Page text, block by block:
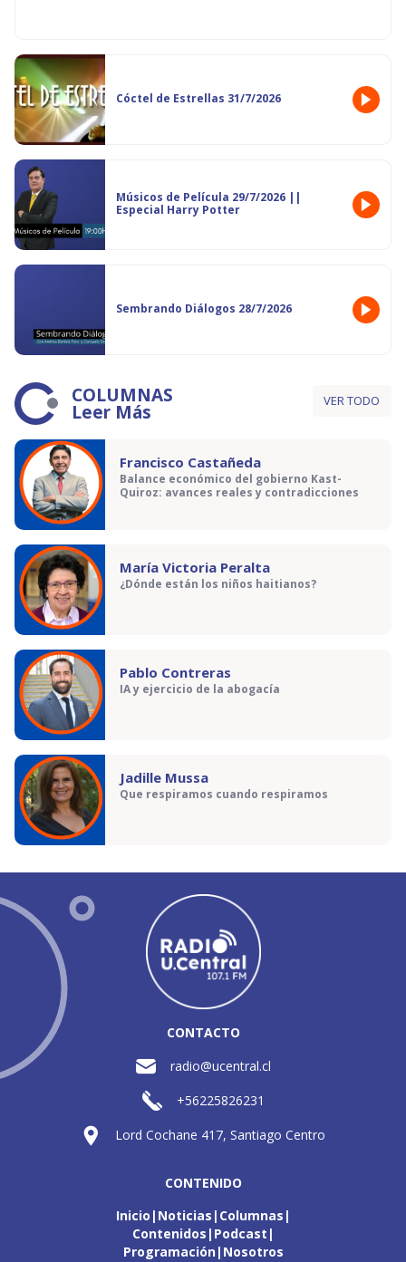
Cóctel de Estrellas 31/7/2026
Músicos de Película 29/7/2026 ||
Especial Harry Potter
Sembrando Diálogos 28/7/2026
COLUMNAS
Leer Más VER TODO
Francisco Castañeda
Balance económico del gobierno Kast-
Quiroz: avances reales y contradicciones
María Victoria Peralta
¿Dónde están los niños haitianos?
Pablo Contreras
IA y ejercicio de la abogacía
Jadille Mussa
Que respiramos cuando respiramos
CONTACTO
radio@ucentral.cl
+56225826231
Lord Cochane 417, Santiago Centro
CONTENIDO
Inicio Noticias Columnas
Contenidos Podcast
Programación Nosotros